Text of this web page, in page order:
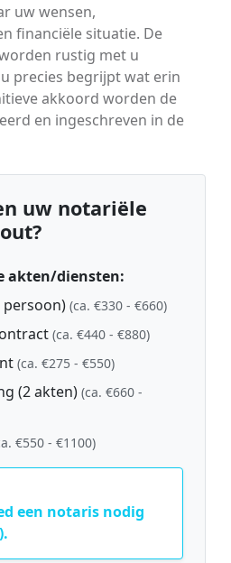
uw wensen,
financiële situatie. De
rustig met u
precies begrijpt wat erin
akkoord worden de
en ingeschreven in de
uw notariële
akten/diensten:
persoon) (ca. €330 - €660)
(ca. €440 - €880)
(ca. €275 - €550)
(2 akten) (ca. €660 -
€550 - €1100)
een notaris nodig